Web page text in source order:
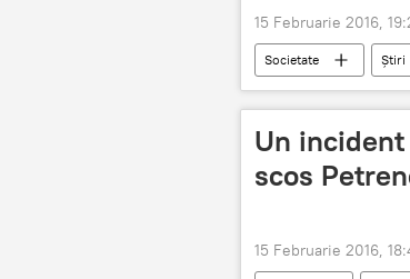
15 Februarie 2016,
Societate Știri
Parlamentul Republicii
Un
scos
15 Februarie 2016,